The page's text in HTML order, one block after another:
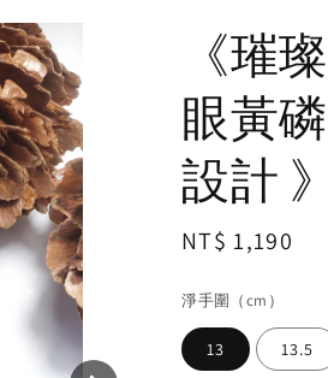
《璀
眼黃
設計 》
Regular
NT$ 1,190
淨手圍（cm）
13 13.5